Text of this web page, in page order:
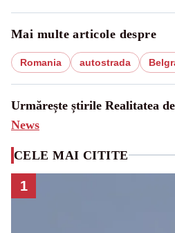
Mai multe articole despre
Romania autostrada
Urmărește știrile Realitatea
News
CELE MAI CITITE
1